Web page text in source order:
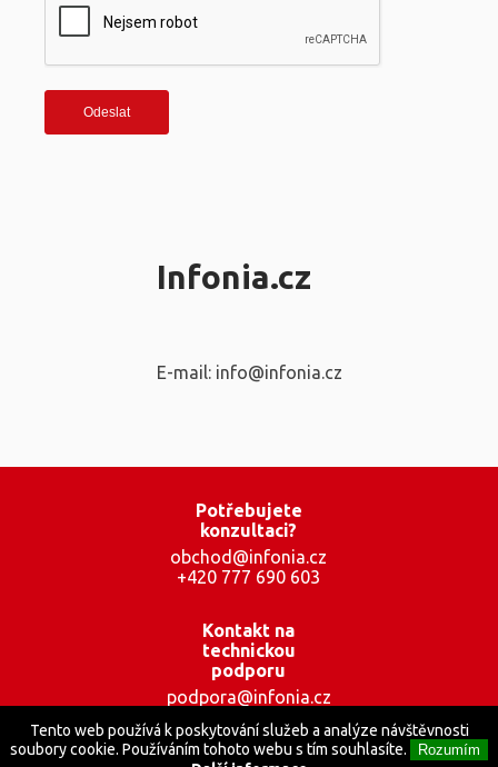
Infonia.cz
E-mail: info@infonia.cz
Potřebujete
konzultaci?
obchod@infonia.cz
+420 777 690 603
Kontakt na
technickou
podporu
podpora@infonia.cz
Tento web používá k poskytování služeb a analýze návštěvnosti
soubory cookie. Používáním tohoto webu s tím souhlasíte.
Rozumím